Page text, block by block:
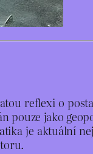
reflexi o
pouze jako
je aktuální